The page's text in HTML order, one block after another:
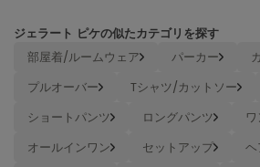
USAGI Gallery
USAGI Gift
ウサギギフト
ウサギアイテム
ジェラート ピケの似たカテゴリを探す
部屋着/ルームウェア パーカー
プルオーバー
Tシャツ/カットソー
ショートパンツ
ロングパンツ
オールインワン
セットアップ
ヘ